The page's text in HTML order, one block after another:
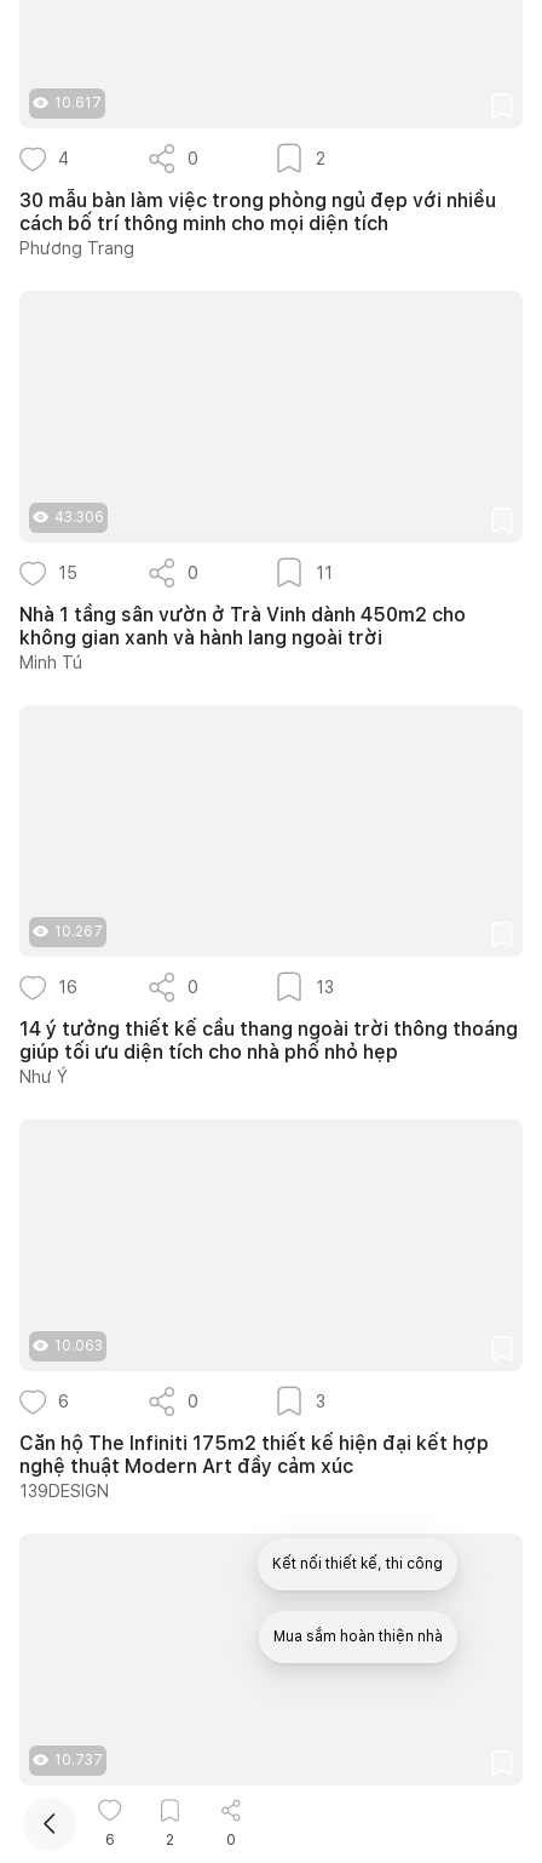
10.617
4 0 2
30 mẫu bàn làm việc trong phòng ngủ đẹp với nhiều
cách bố trí thông minh cho mọi diện tích
Phương Trang
43.306
15 0 11
Nhà 1 tầng sân vườn ở Trà Vinh dành 450m2 cho
không gian xanh và hành lang ngoài trời
Minh Tú
10.267
16 0 13
14 ý tưởng thiết kế cầu thang ngoài trời thông thoáng
giúp tối ưu diện tích cho nhà phố nhỏ hẹp
Như Ý
10.063
6 0 3
Căn hộ The Infiniti 175m2 thiết kế hiện đại kết hợp
nghệ thuật Modern Art đầy cảm xúc
139DESIGN
10.737
6 2 0
Kết nối thiết kế, thi công
Mua sắm hoàn thiện nhà